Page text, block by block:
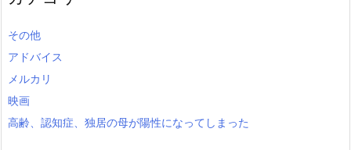
その他
アドバイス
メルカリ
映画
高齢、認知症、独居の母が陽性になってしまった